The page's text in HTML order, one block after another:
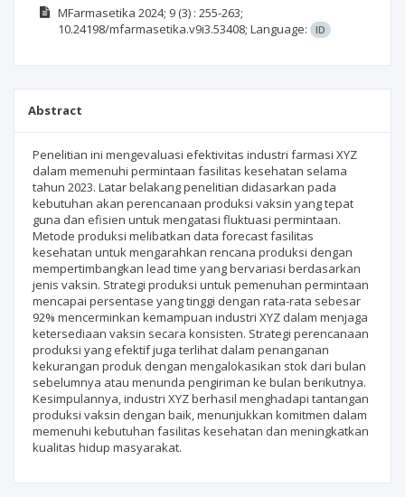
MFarmasetika 2024; 9(3) : 255-263;
10.24198/mfarmasetika.v9i3.53408; Language: ID
Abstract
Penelitian ini mengevaluasi efektivitas industri farmasi XYZ
dalam memenuhi permintaan fasilitas kesehatan selama
tahun 2023. Latar belakang penelitian didasarkan pada
kebutuhan akan perencanaan produksi vaksin yang tepat
guna dan efisien untuk mengatasi fluktuasi permintaan.
Metode produksi melibatkan data forecast fasilitas
kesehatan untuk mengarahkan rencana produksi dengan
mempertimbangkan lead time yang bervariasi berdasarkan
jenis vaksin. Strategi produksi untuk pemenuhan permintaan
mencapai persentase yang tinggi dengan rata-rata sebesar
92% mencerminkan kemampuan industri XYZ dalam menjaga
ketersediaan vaksin secara konsisten. Strategi perencanaan
produksi yang efektif juga terlihat dalam penanganan
kekurangan produk dengan mengalokasikan stok dari bulan
sebelumnya atau menunda pengiriman ke bulan berikutnya.
Kesimpulannya, industri XYZ berhasil menghadapi tantangan
produksi vaksin dengan baik, menunjukkan komitmen dalam
memenuhi kebutuhan fasilitas kesehatan dan meningkatkan
kualitas hidup masyarakat.